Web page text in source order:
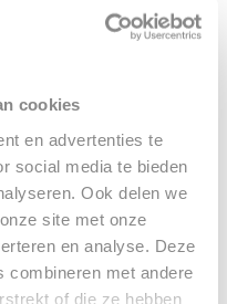
cookies
en advertenties te
social media te bieden
Ook delen we
site met onze
en analyse. Deze
combineren met andere
of die ze hebben